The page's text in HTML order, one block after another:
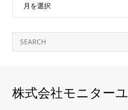
月を選択
株式会社モニターユ